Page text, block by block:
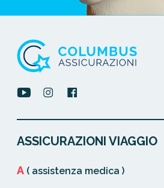
ASSICURAZIONI VIAGGIO
A ( assistenza medica )